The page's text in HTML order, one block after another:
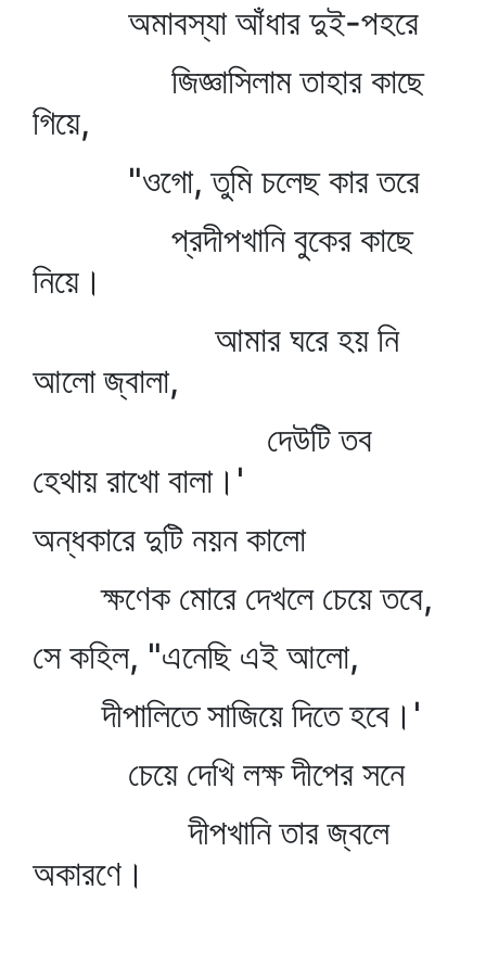
অমাবস্যা আঁধার দুই-পহরে
জিজ্ঞাসিলাম তাহার কাছে
গিয়ে,
"ওগো, তুমি চলেছ কার তরে
প্রদীপখানি বুকের কাছে
নিয়ে।
আমার ঘরে হয় নি
আলো জ্বালা,
দেউটি তব
হেথায় রাখো বালা।'
অন্ধকারে দুটি নয়ন কালো
ক্ষণেক মোরে দেখলে চেয়ে তবে,
সে কহিল, "এনেছি এই আলো,
দীপালিতে সাজিয়ে দিতে হবে।'
চেয়ে দেখি লক্ষ দীপের সনে
দীপখানি তার জ্বলে
অকারণে।